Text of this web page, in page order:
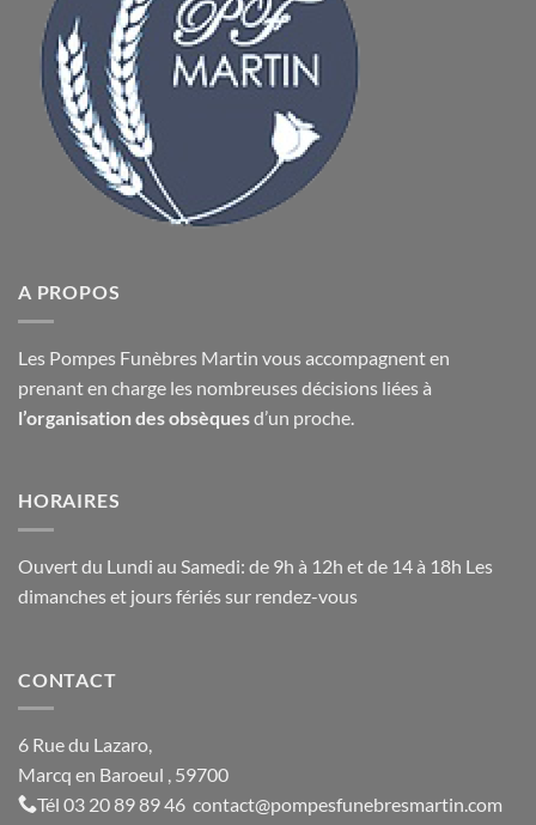
A PROPOS
Les Pompes Funèbres Martin vous accompagnent en
prenant en charge les nombreuses décisions liées à
l’organisation des obsèquesd’un proche.
HORAIRES
Ouvert du Lundi au Samedi: de 9h à 12h et de 14 à 18h Les
dimanches et jours fériés sur rendez-vous
CONTACT
6 Rue du Lazaro,
Marcq en Baroeul , 59700
Tél 03 20 89 89 46 contact@pompesfunebresmartin.com